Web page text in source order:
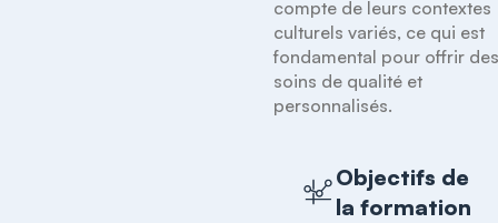
compte de leurs contextes
culturels variés, ce qui est
fondamental pour offrir
soins de qualité et
personnalisés.
Objectifs de
la formation